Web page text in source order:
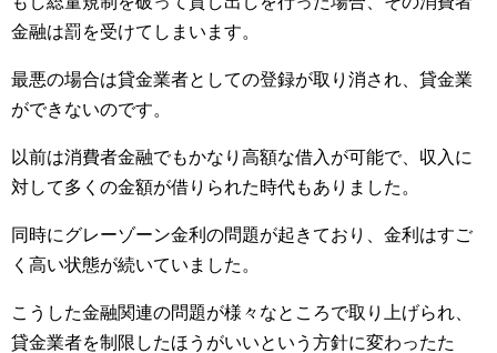
金融は罰を受けてしまいます。
最悪の場合は貸金業者としての登録が取り消され、貸金業
ができないのです。
以前は消費者金融でもかなり高額な借入が可能で、収入に
対して多くの金額が借りられた時代もありました。
同時にグレーゾーン金利の問題が起きており、金利はすご
く高い状態が続いていました。
こうした金融関連の問題が様々なところで取り上げられ、
貸金業者を制限したほうがいいという方針に変わったた